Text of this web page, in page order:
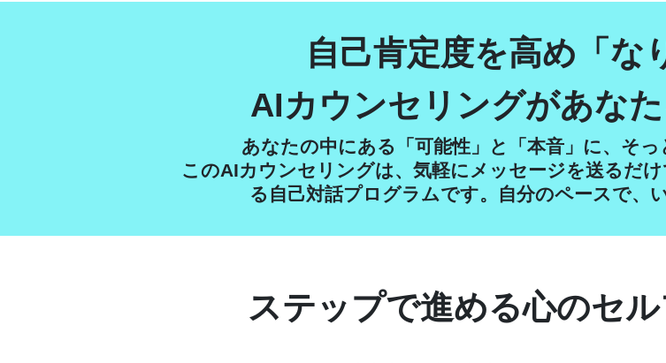
自己肯定度を高め「な
AIカウンセリングがあな
あなたの中にある「可能性」と「本音」に、そ
このAIカウンセリングは、気軽にメッセージを送るだ
る自己対話プログラムです。自分のペースで、
ステップで進める心のセ